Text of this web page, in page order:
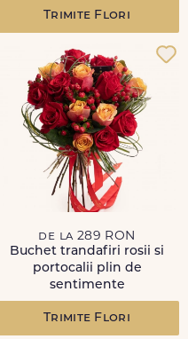
Trimite Flori
de la 289 RON
Buchet trandafiri rosii si
portocalii plin de
sentimente
Trimite Flori